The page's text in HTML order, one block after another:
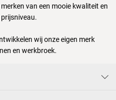
van een mooie kwaliteit en
wij onze eigen merk
en werkbroek.